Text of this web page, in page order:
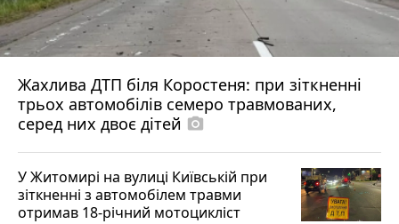
Жахлива ДТП біля Коростеня: при зіткненні
трьох автомобілів семеро травмованих,
серед них двоє дітей photo_camera
У Житомирі на вулиці Київській при
зіткненні з автомобілем травми
отримав 18-річний мотоцикліст